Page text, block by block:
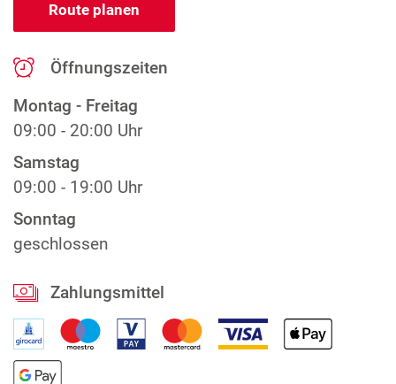
Route planen
Öffnungszeiten
Montag - Freitag
09:00 - 20:00 Uhr
Samstag
09:00 - 19:00 Uhr
Sonntag
geschlossen
Zahlungsmittel